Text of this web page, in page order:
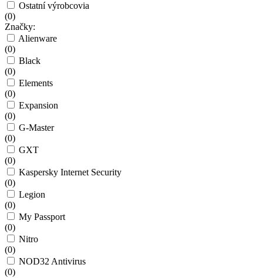
Ostatní výrobcovia
(0)
Značky:
Alienware
(0)
Black
(0)
Elements
(0)
Expansion
(0)
G-Master
(0)
GXT
(0)
Kaspersky Internet Security
(0)
Legion
(0)
My Passport
(0)
Nitro
(0)
NOD32 Antivirus
(0)